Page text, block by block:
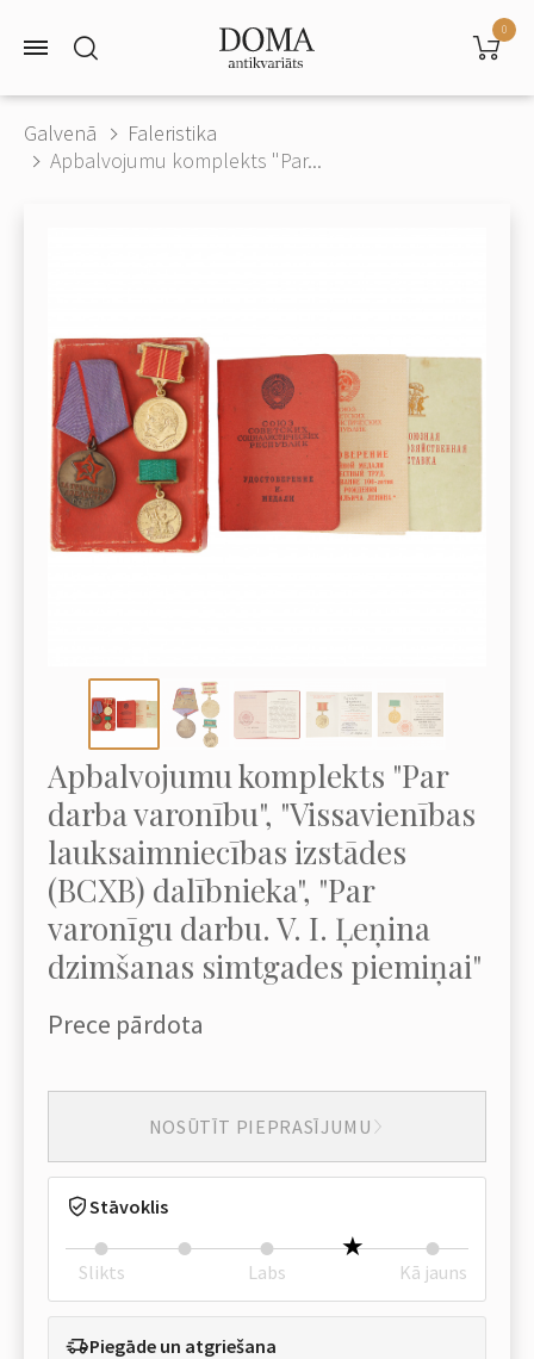
0
Galvenā
Faleristika
Apbalvojumu komplekts "Par...
Apbalvojumu komplekts "Par
darba varonību", "Vissavienības
lauksaimniecības izstādes
(ВСХВ) dalībnieka", "Par
varonīgu darbu. V. I. Ļeņina
dzimšanas simtgades piemiņai"
Prece pārdota
NOSŪTĪT PIEPRASĪJUMU
Stāvoklis
Slikts Labs Kā jauns
Piegāde un atgriešana